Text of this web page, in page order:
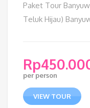
Paket Tour
Teluk Hijau)
Rp
per person
VIEW TOUR